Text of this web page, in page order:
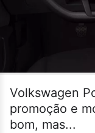
Volkswagen
promoção e
bom, mas...